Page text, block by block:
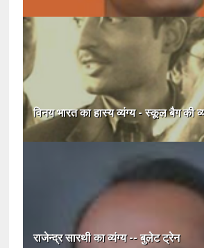
विनय भारत का हास्य व्यंग्य - स्कूल बैग की
राजेन्द्र सारथी का व्यंग्य -- बुलेट ट्रेन